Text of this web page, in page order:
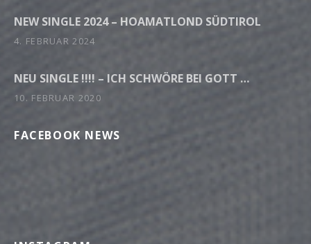
NEW SINGLE 2024 – HOAMATLOND SÜDTIROL
4. FEBRUAR 2024
NEU SINGLE !!!! – ICH SCHWÖRE BEI GOTT …
10. FEBRUAR 2020
FACEBOOK NEWS